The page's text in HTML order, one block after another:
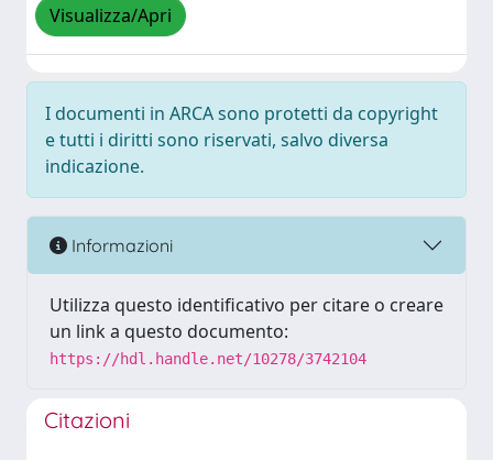
Visualizza/Apri
I documenti in ARCA sono protetti da copyright
e tutti i diritti sono riservati, salvo diversa
indicazione.
Informazioni
Utilizza questo identificativo per citare o creare
un link a questo documento:
https://hdl.handle.net/10278/3742104
Citazioni